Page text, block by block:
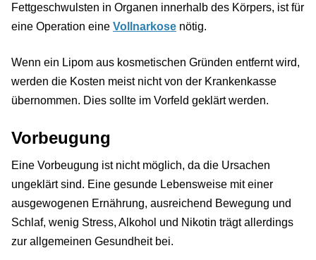
Fettgeschwulsten in Organen innerhalb des Körpers, ist für
eine Operation eine Vollnarkose nötig.
Wenn ein Lipom aus kosmetischen Gründen entfernt wird,
werden die Kosten meist nicht von der Krankenkasse
übernommen. Dies sollte im Vorfeld geklärt werden.
Vorbeugung
Eine Vorbeugung ist nicht möglich, da die Ursachen
ungeklärt sind. Eine gesunde Lebensweise mit einer
ausgewogenen Ernährung, ausreichend Bewegung und
Schlaf, wenig Stress, Alkohol und Nikotin trägt allerdings
zur allgemeinen Gesundheit bei.